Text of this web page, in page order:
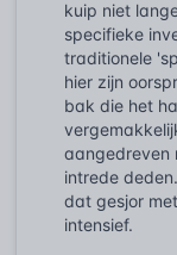
kuip niet
specifieke
traditionele
hier zijn
bak die het
aangedreven
intrede
dat gesjor
intensief.